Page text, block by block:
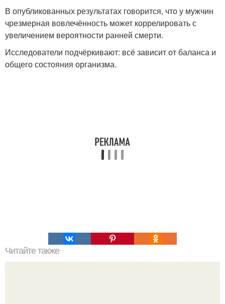
В опубликованных результатах говорится, что у мужчин
чрезмерная вовлечённость может коррелировать с
увеличением вероятности ранней смерти.
Исследователи подчёркивают: всё зависит от баланса и
общего состояния организма.
Читайте также